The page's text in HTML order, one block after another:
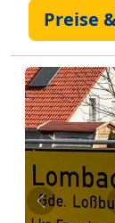
Preise
Zurück